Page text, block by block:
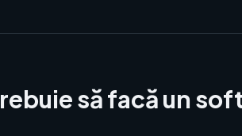
să facă un